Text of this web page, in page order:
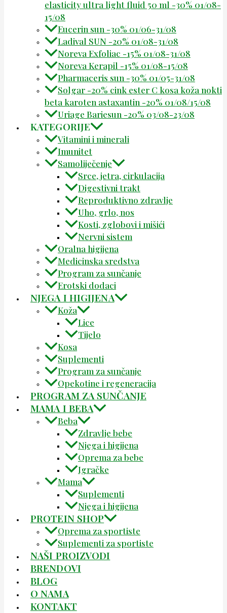
elasticity ultra light fluid 50 ml -30% 01/08-
15/08
Eucerin sun -30% 01/06-31/08
Ladival SUN -20% 01/08-31/08
Noreva Exfoliac -15% 01/08-31/08
Noreva Kerapil -15% 01/08-15/08
Pharmaceris sun -30% 01/05-31/08
Solgar -20% cink ester C kosa koža nokti
beta karoten astaxantin -20% 01/08/15/08
Uriage Bariesun -20% 03/08-23/08
KATEGORIJE
Vitamini i minerali
Imunitet
Samoliječenje
Srce, jetra, cirkulacija
Digestivni trakt
Reproduktivno zdravlje
Uho, grlo, nos
Kosti, zglobovi i mišići
Nervni sistem
Oralna higijena
Medicinska sredstva
Program za sunčanje
Erotski dodaci
NJEGA I HIGIJENA
Koža
Lice
Tijelo
Kosa
Suplementi
Program za sunčanje
Opekotine i regeneracija
PROGRAM ZA SUNČANJE
MAMA I BEBA
Beba
Zdravlje bebe
Njega i higijena
Oprema za bebe
Igračke
Mama
Suplementi
Njega i higijena
PROTEIN SHOP
Oprema za sportiste
Suplementi za sportiste
NAŠI PROIZVODI
BRENDOVI
BLOG
O NAMA
KONTAKT